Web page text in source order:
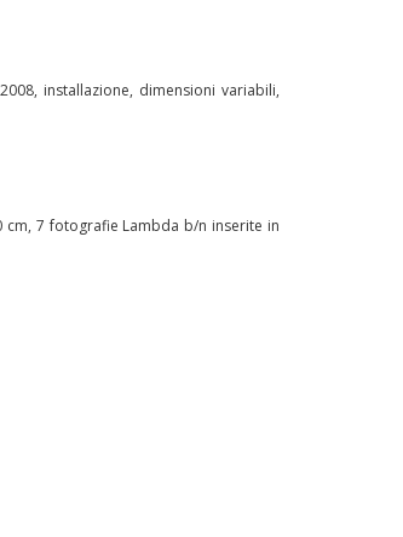
installazione, dimensioni variabili,
cm, 7 fotografie Lambda b/n inserite in